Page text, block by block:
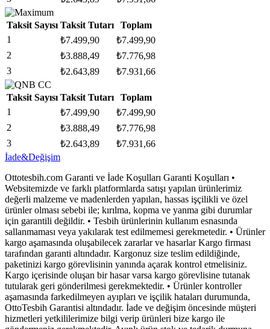
Taksit Sayısı Taksit Tutarı
Toplam
1
₺7.499,90 ₺7.499,90
2
₺3.888,49 ₺7.776,98
3
₺2.643,89 ₺7.931,66
Taksit Sayısı Taksit Tutarı
Toplam
1
₺7.499,90 ₺7.499,90
2
₺3.888,49 ₺7.776,98
3
₺2.643,89 ₺7.931,66
İade&Değişim
Ottotesbih.com Garanti ve İade Koşulları Garanti Koşulları •
Websitemizde ve farklı platformlarda satışı yapılan ürünlerimiz
değerli malzeme ve madenlerden yapılan, hassas işçilikli ve özel
ürünler olması sebebi ile; kırılma, kopma ve yanma gibi durumlar
için garantili değildir. • Tesbih ürünlerinin kullanım esnasında
sallanmaması veya yakılarak test edilmemesi gerekmetedir. • Ürünler
kargo aşamasında oluşabilecek zararlar ve hasarlar Kargo firması
tarafından garanti altındadır. Kargonuz size teslim edildiğinde,
paketinizi kargo görevlisinin yanında açarak kontrol etmelisiniz.
Kargo içerisinde oluşan bir hasar varsa kargo görevlisine tutanak
tutularak geri gönderilmesi gerekmektedir. • Ürünler kontroller
aşamasında farkedilmeyen ayıpları ve işçilik hataları durumunda,
OttoTesbih Garantisi altındadır. İade ve değişim öncesinde müşteri
hizmetleri yetkililerimize bilgi verip ürünleri bize kargo ile